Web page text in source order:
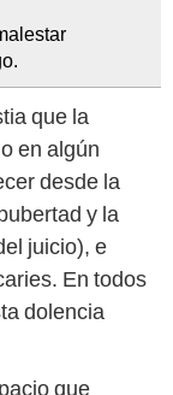
que la
en algún
desde la
y la
juicio), e
En todos
dolencia
que